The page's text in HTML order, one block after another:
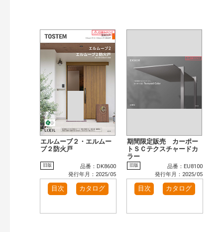
おすすめハッシュタグ
まずはここから（5）
リフォームおすすめ（27）
カテゴリー
玄関ドア・引戸（11）
インテリアファブリック（1）
タイル建材（2）
キッチン（4）
浴室（7）
発行年で検索
終了年:
検索
エルムーブ２・エルムー
ブ２防火戸
旧版
品番：DK8600
発行年月：2025/05
目次 カタログ
期間限定販売 カーポー
トＳＣテクスチャードカ
ラー
旧版
品番：EU8100
発行年月：2025/05
目次 カタログ